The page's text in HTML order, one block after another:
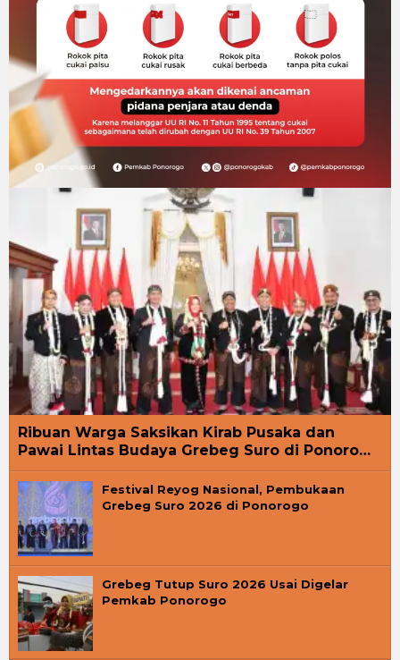
Ribuan Warga Saksikan Kirab Pusaka dan
Pawai Lintas Budaya Grebeg Suro di Ponoro…
Festival Reyog Nasional, Pembukaan
Grebeg Suro 2026 di Ponorogo
Grebeg Tutup Suro 2026 Usai Digelar
Pemkab Ponorogo